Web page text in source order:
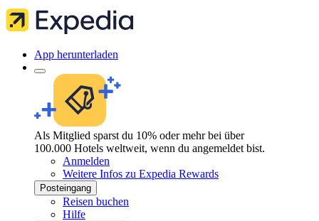
App herunterladen
Als Mitglied sparst du 10% oder mehr bei über
100.000 Hotels weltweit, wenn du angemeldet bist.
Anmelden
Weitere Infos zu Expedia Rewards
Posteingang
Reisen buchen
Hilfe